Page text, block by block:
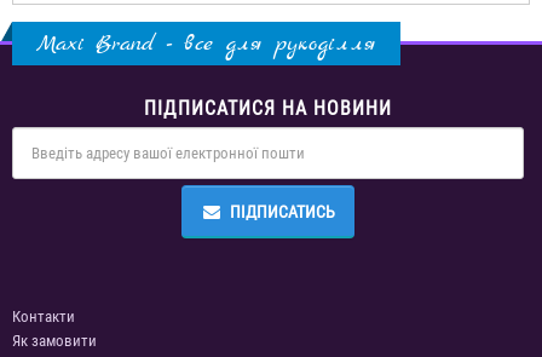
Maxi Brand - все для рукоділля
ПІДПИСАТИСЯ НА НОВИНИ
ПІДПИСАТИСЬ
Контакти
Як замовити